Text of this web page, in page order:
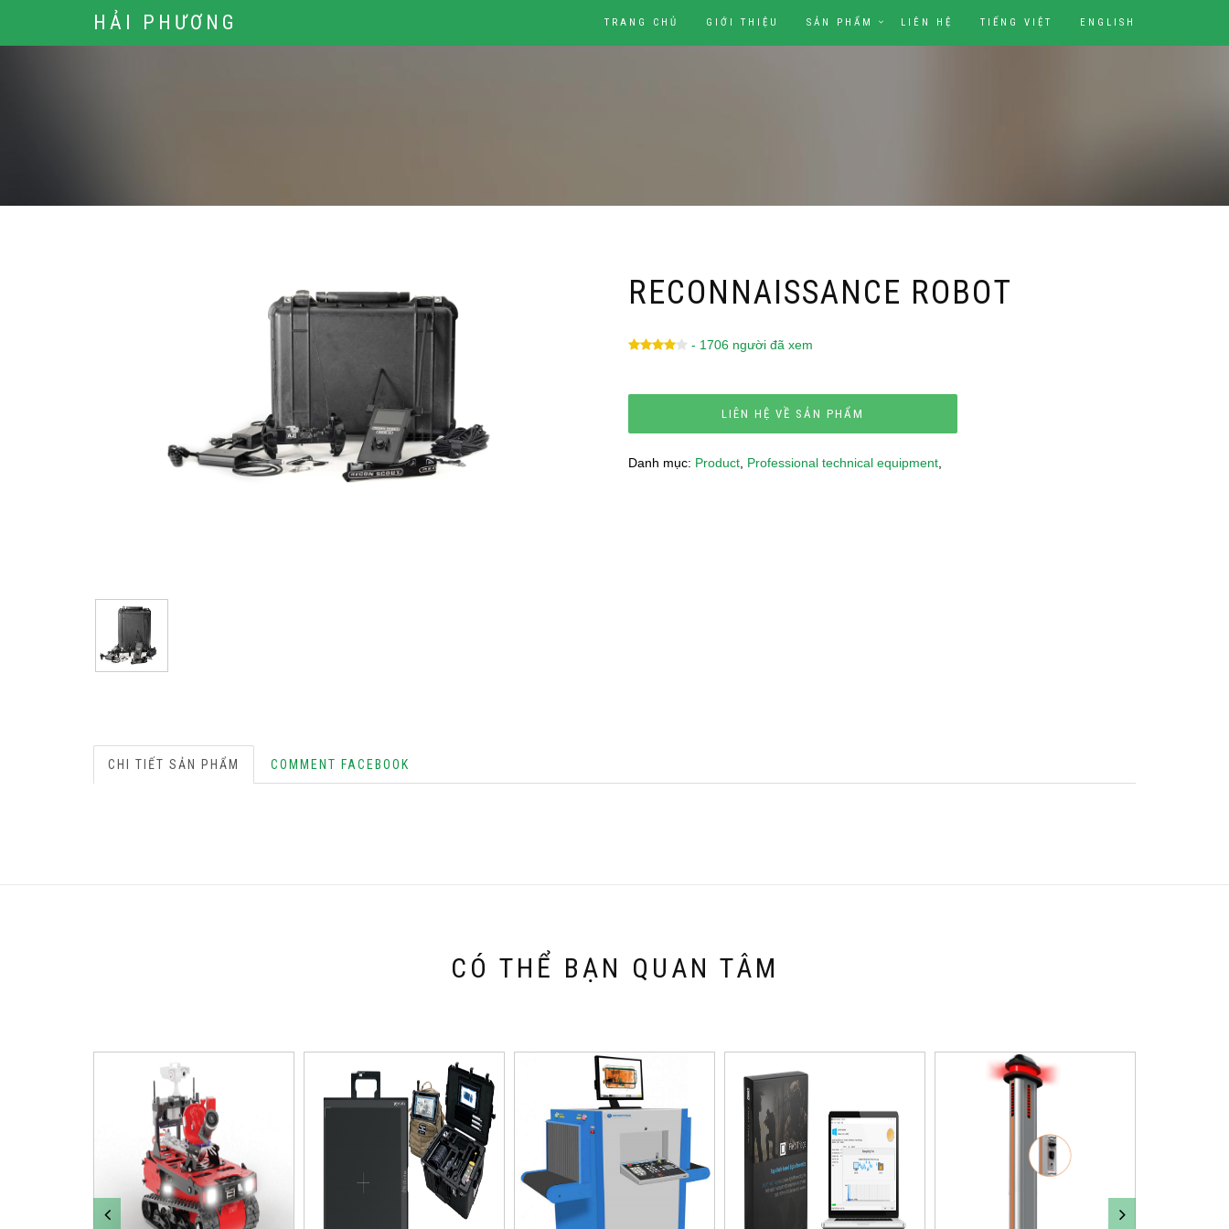
HẢI PHƯƠNG TRANG CHỦ GIỚI THIỆU SẢN PHẨM LIÊN HỆ TIẾNG VIỆT ENGLISH
RECONNAISSANCE ROBOT
- 1706 người đã xem
LIÊN HỆ VỀ SẢN PHẨM
Danh mục: Product Professional technical equipment
CHI TIẾT SẢN PHẨM COMMENT FACEBOOK
CÓ THỂ BẠN QUAN TÂM